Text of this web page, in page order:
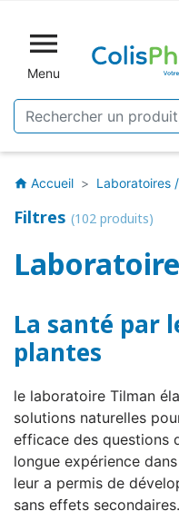

Menu
home Accueil Laboratoires
Filtres (102 produits)
La santé par
plantes
le laboratoire Tilman
solutions naturelles
efficace des questions
longue expérience
leur a permis de
sans effets secondaires.